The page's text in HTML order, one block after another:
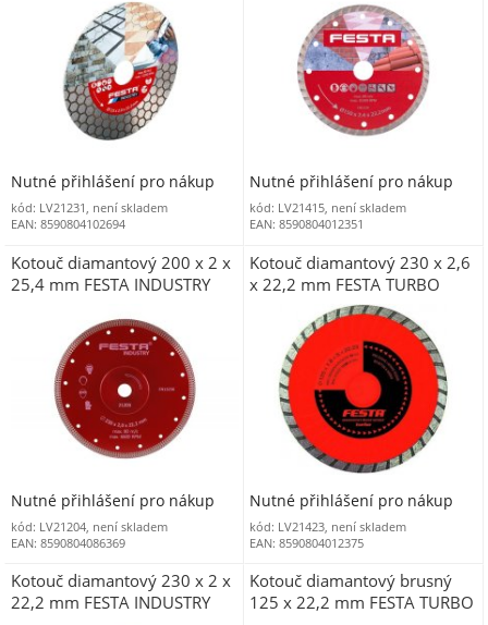
Nutné přihlášení pro nákup
kód: LV21231, není skladem
EAN: 8590804102694
Nutné přihlášení pro nákup
kód: LV21415, není skladem
EAN: 8590804012351
Kotouč diamantový 200 x 2 x
25,4 mm FESTA INDUSTRY
Nutné přihlášení pro nákup
kód: LV21204, není skladem
EAN: 8590804086369
Kotouč diamantový 230 x 2,6
x 22,2 mm FESTA TURBO
Nutné přihlášení pro nákup
kód: LV21423, není skladem
EAN: 8590804012375
Kotouč diamantový 230 x 2 x
22,2 mm FESTA INDUSTRY
Kotouč diamantový brusný
125 x 22,2 mm FESTA TURBO